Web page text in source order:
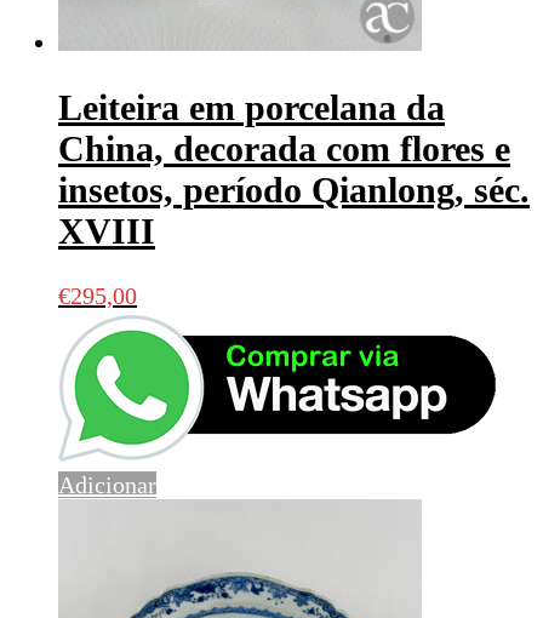
Leiteira em porcelana da
China, decorada com flores e
insetos, período Qianlong, séc.
XVIII
€295,00
Adicionar